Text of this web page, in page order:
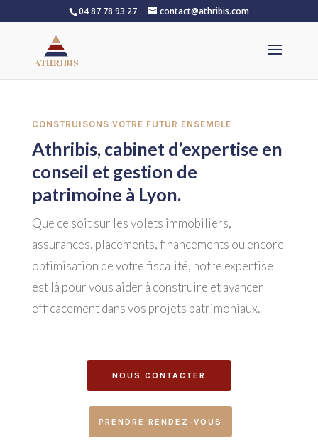
04 87 78 93 27 contact@athribis.com
CONSTRUISONS VOTRE FUTUR ENSEMBLE
Athribis, cabinet d’expertise en
conseil et gestion de
patrimoine à Lyon.
Que ce soit sur les volets immobiliers,
assurances, placements, financements ou encore
optimisation de votre fiscalité, notre expertise
est là pour vous aider à construire et avancer
efficacement dans vos projets patrimoniaux.
PRENDRE RENDEZ-VOUS
NOUS CONTACTER